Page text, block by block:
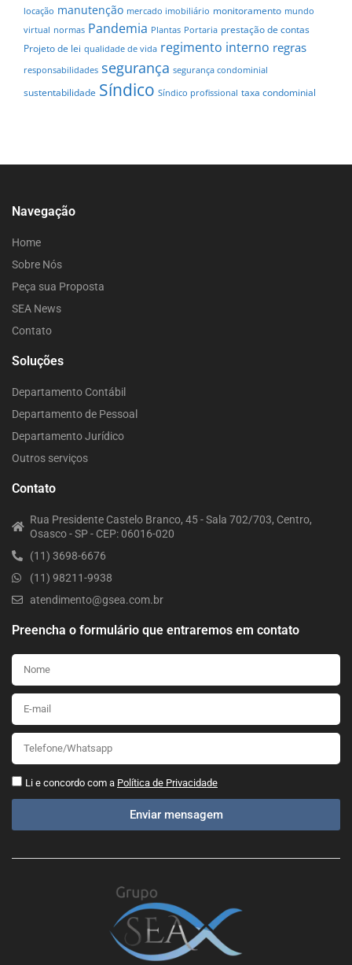
locação manutenção mercado imobiliário monitoramento mundo
virtual normas Pandemia Plantas Portaria prestação de contas
Projeto de lei qualidade de vida regimento interno regras
responsabilidades segurança segurança condominial
sustentabilidade Síndico Síndico profissional taxa condominial
Navegação
Home
Sobre Nós
Peça sua Proposta
SEA News
Contato
Soluções
Departamento Contábil
Departamento de Pessoal
Departamento Jurídico
Outros serviços
Contato
Rua Presidente Castelo Branco, 45 - Sala 702/703, Centro,
Osasco - SP - CEP: 06016-020
(11) 3698-6676
(11) 98211-9938
atendimento@gsea.com.br
Preencha o formulário que entraremos em contato
Li e concordo com a Política de Privacidade
Enviar mensagem